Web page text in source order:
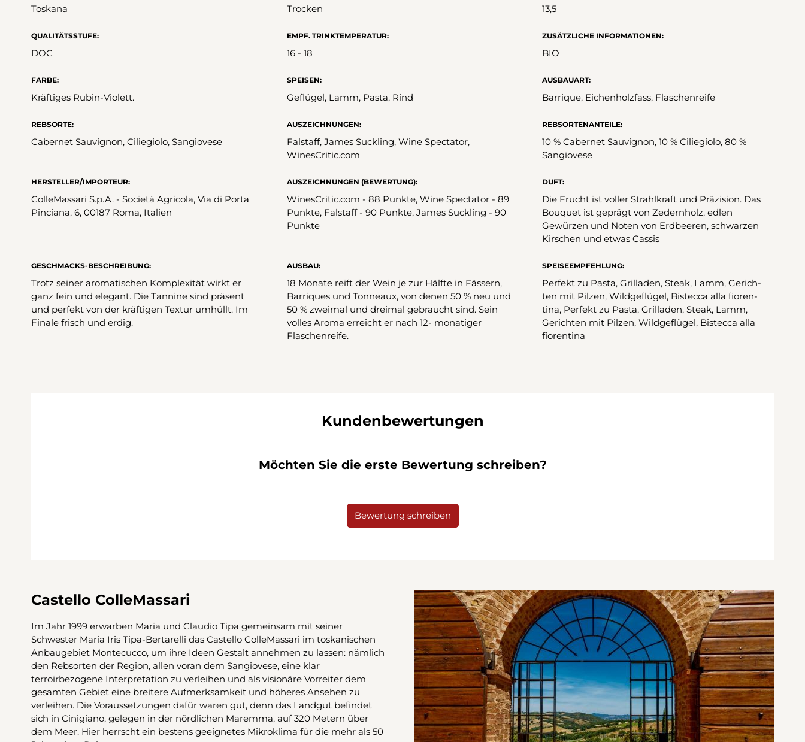
Toskana Trocken 13,5
QUALITÄTSSTUFE:
DOC
EMPF. TRINKTEMPERATUR:
16 - 18
ZUSÄTZLICHE INFORMATIONEN:
BIO
FARBE:
Kräftiges Rubin-Violett.
SPEISEN:
Geflügel, Lamm, Pasta, Rind
AUSBAUART:
Barrique, Eichenholzfass, Flaschenreife
REBSORTE:
Cabernet Sauvignon, Ciliegiolo, Sangiovese
AUSZEICHNUNGEN:
Falstaff, James Suckling, Wine Spectator,
WinesCritic.com
REBSORTENANTEILE:
10 % Cabernet Sauvignon, 10 % Ciliegiolo, 80 %
Sangiovese
HERSTELLER/IMPORTEUR:
ColleMassari S.p.A. - Società Agricola, Via di Porta
Pinciana, 6, 00187 Roma, Italien
AUSZEICHNUNGEN (BEWERTUNG):
WinesCritic.com - 88 Punkte, Wine Spectator - 89
Punkte, Falstaff - 90 Punkte, James Suckling - 90
Punkte
DUFT:
Die Frucht ist voller Strahlkraft und Präzision. Das
Bouquet ist geprägt von Zedernholz, edlen
Gewürzen und Noten von Erdbeeren, schwarzen
Kirschen und etwas Cassis
GESCHMACKS-BESCHREIBUNG:
Trotz seiner aromatischen Komplexität wirkt er
ganz fein und elegant. Die Tannine sind präsent
und perfekt von der kräftigen Textur umhüllt. Im
Finale frisch und erdig.
AUSBAU:
18 Monate reift der Wein je zur Hälfte in Fässern,
Barriques und Tonneaux, von denen 50 % neu und
50 % zweimal und dreimal gebraucht sind. Sein
volles Aroma erreicht er nach 12- monatiger
Flaschenreife.
SPEISEEMPFEHLUNG:
Perfekt zu Pasta, Grilladen, Steak, Lamm, Gerich-
ten mit Pilzen, Wildgeflügel, Bistecca alla fioren-
tina, Perfekt zu Pasta, Grilladen, Steak, Lamm,
Gerichten mit Pilzen, Wildgeflügel, Bistecca alla
fiorentina
Kundenbewertungen
Möchten Sie die erste Bewertung schreiben?
Bewertung schreiben
Castello ColleMassari
Im Jahr 1999 erwarben Maria und Claudio Tipa gemeinsam mit seiner
Schwester Maria Iris Tipa-Bertarelli das Castello ColleMassari im toskanischen
Anbaugebiet Montecucco, um ihre Ideen Gestalt annehmen zu lassen: nämlich
den Rebsorten der Region, allen voran dem Sangiovese, eine klar
terroirbezogene Interpretation zu verleihen und als visionäre Vorreiter dem
gesamten Gebiet eine breitere Aufmerksamkeit und höheres Ansehen zu
verleihen. Die Voraussetzungen dafür waren gut, denn das Landgut befindet
sich in Cinigiano, gelegen in der nördlichen Maremma, auf 320 Metern über
dem Meer. Hier herrscht ein bestens geeignetes Mikroklima für die mehr als 50